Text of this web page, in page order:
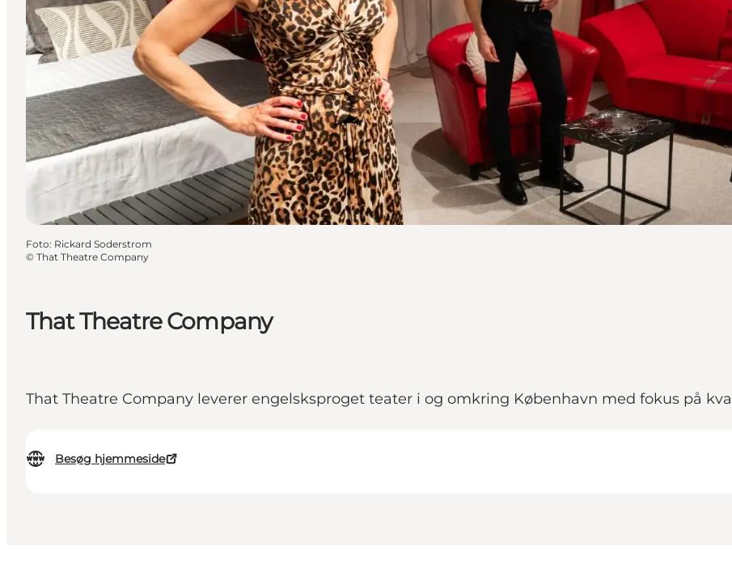
That Theatre Company
That Theatre Company leverer engelsksproget teater i og omkring København med fokus på
Besøg hjemmeside
Foto: Rickard Soderstrom
© That Theatre Company